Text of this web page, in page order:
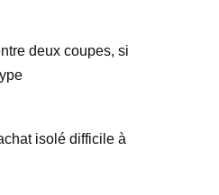
deux coupes, si
isolé difficile à